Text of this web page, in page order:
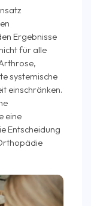
Ergebnisse
für alle
systemische
einschränken.
eine
Entscheidung